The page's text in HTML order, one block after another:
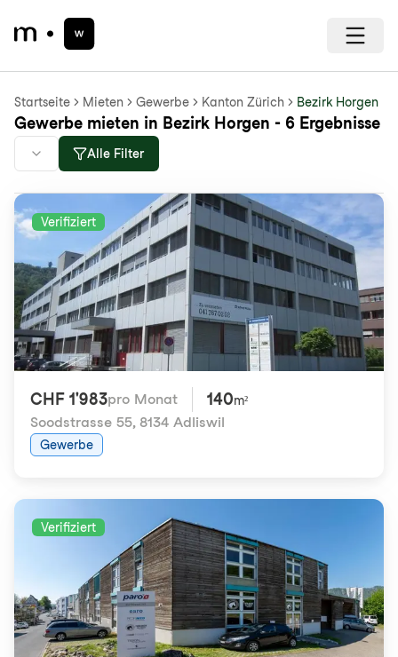
Startseite Mieten Gewerbe Kanton Zürich Bezirk Horgen
Gewerbe mieten in Bezirk Horgen - 6 Ergebnisse
Alle Filter
Verifiziert
CHF 1'983pro Monat 140m²
Soodstrasse 55, 8134 Adliswil
Gewerbe
Verifiziert